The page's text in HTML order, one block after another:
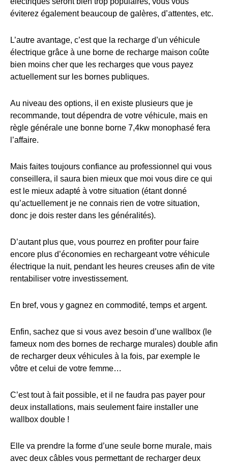
éviterez également beaucoup de galères, d’attentes, etc.
L’autre avantage, c’est que la recharge d’un véhicule
électrique grâce à une borne de recharge maison coûte
bien moins cher que les recharges que vous payez
actuellement sur les bornes publiques.
Au niveau des options, il en existe plusieurs que je
recommande, tout dépendra de votre véhicule, mais en
règle générale une bonne borne 7,4kw monophasé fera
l’affaire.
Mais faites toujours confiance au professionnel qui vous
conseillera, il saura bien mieux que moi vous dire ce qui
est le mieux adapté à votre situation (étant donné
qu’actuellement je ne connais rien de votre situation,
donc je dois rester dans les généralités).
D’autant plus que, vous pourrez en profiter pour faire
encore plus d’économies en rechargeant votre véhicule
électrique la nuit, pendant les heures creuses afin de vite
rentabiliser votre investissement.
En bref, vous y gagnez en commodité, temps et argent.
Enfin, sachez que si vous avez besoin d’une wallbox (le
fameux nom des bornes de recharge murales) double afin
de recharger deux véhicules à la fois, par exemple le
vôtre et celui de votre femme…
C’est tout à fait possible, et il ne faudra pas payer pour
deux installations, mais seulement faire installer une
wallbox double !
Elle va prendre la forme d’une seule borne murale, mais
avec deux câbles vous permettant de recharger deux